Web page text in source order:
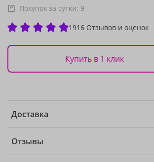
Покупок за сутки: 9
1916 Отзывов и оценок
Купить в 1 клик
Доставка
Отзывы